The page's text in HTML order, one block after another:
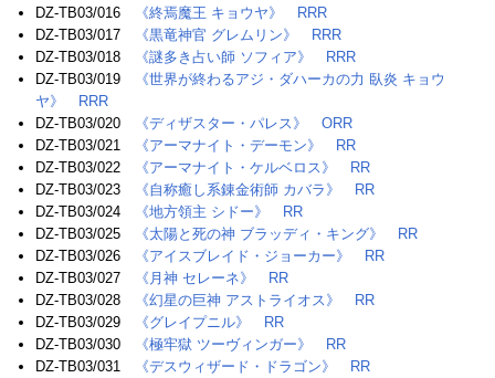
DZ-TB03/016
《終焉魔王 キョウヤ》
RRR
DZ-TB03/017
《黒竜神官 グレムリン》
RRR
DZ-TB03/018
《謎多き占い師 ソフィア》
RRR
DZ-TB03/019
《世界が終わるアジ・ダハーカの力 臥炎 キョウ
ヤ》
RRR
DZ-TB03/020
《ディザスター・パレス》
ORR
DZ-TB03/021
《アーマナイト・デーモン》
RR
DZ-TB03/022
《アーマナイト・ケルベロス》
RR
DZ-TB03/023
《自称癒し系錬金術師 カバラ》
RR
DZ-TB03/024
《地方領主 シドー》
RR
DZ-TB03/025
《太陽と死の神 ブラッディ・キング》
RR
DZ-TB03/026
《アイスブレイド・ジョーカー》
RR
DZ-TB03/027
《月神 セレーネ》
RR
DZ-TB03/028
《幻星の巨神 アストライオス》
RR
DZ-TB03/029
《グレイプニル》
RR
DZ-TB03/030
《極牢獄 ツーヴィンガー》
RR
DZ-TB03/031
《デスウィザード・ドラゴン》
RR